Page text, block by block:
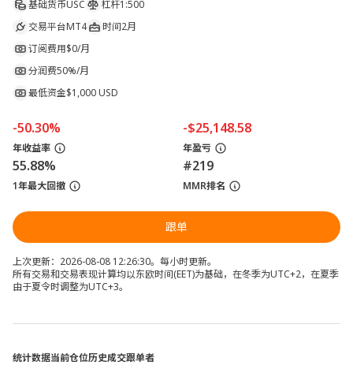
基础货币USC 杠杆1:500
交易平台MT4 时间2月
订阅费用$0/月
分润费50%/月
最低资金$1,000 USD
-50.30%
年收益率
-$25,148.58
年盈亏
55.88%
1年最大回撤
#219
MMR排名
跟单
上次更新：2026-08-08 12:26:30。每小时更新。
所有交易和交易表现计算均以东欧时间(EET)为基础，在冬季为UTC+2，在夏季
由于夏令时调整为UTC+3。
统计数据当前仓位历史成交跟单者